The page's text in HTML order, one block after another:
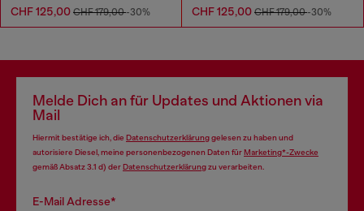
CHF 125,00 CHF 179,00-30% CHF 125,00 CHF 179,00-30%
Melde Dich an für Updates und Aktionen via
Mail
Hiermit bestätige ich, die Datenschutzerklärunggelesen zu haben und
autorisiere Diesel, meine personenbezogenen Daten fürMarketing*-Zwecke
gemäß Absatz 3.1 d) derDatenschutzerklärungzu verarbeiten.
E-Mail Adresse*